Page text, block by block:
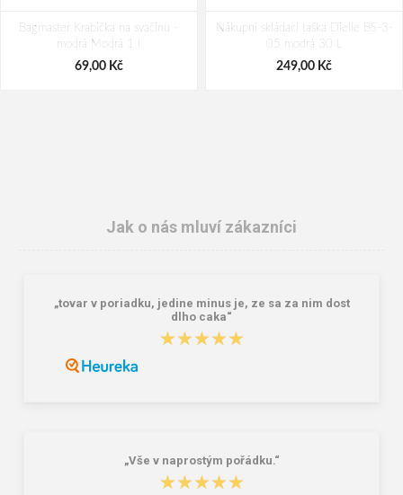
Bagmaster Krabička na svačinu -
modrá Modrá 1 l
69,00 Kč
Nákupní skládací taška Dielle BS-3-
05 modrá 30 L
249,00 Kč
Granite 5 21747-19 Sluneční brýle
381,00 Kč
Bagmaster SÁČEK PRIM 22 A školní
Jak o nás mluví zákazníci
„tovar v poriadku, jedine minus je, ze sa za nim dost
dlho caka“
★★★★★
★★★★★
„Vše v naprostým pořádku.“
★★★★★
★★★★★